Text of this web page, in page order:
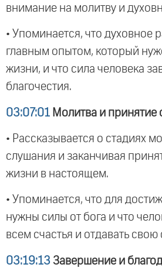
внимание на молитву и
• Упоминается, что духовное
главным опытом, который
жизни, и что сила человека
благочестия.
03:07:01 Молитва и принятие
• Рассказывается о стадиях
слушания и заканчивая
жизни в настоящем.
• Упоминается, что для
нужны силы от бога и что
всем счастья и отдавать свою
03:19:13 Завершение и